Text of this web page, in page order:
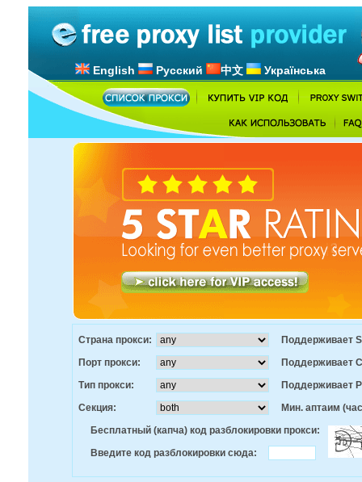
English Русский 中文 Українська
Страна прокси:
Поддерживает
Порт прокси:
Поддерживает
Тип прокси:
Поддерживает
Секция:
Мин. аптаим
Бесплатный (капча) код разблокировки прокси:
Введите код разблокировки сюда: